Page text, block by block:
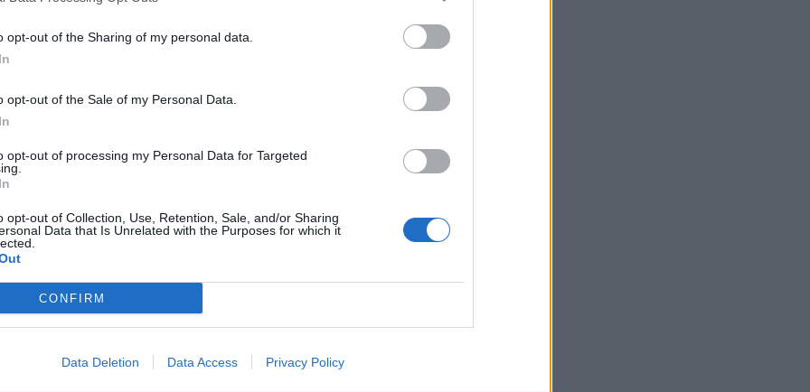
opt-out of the Sharing of my personal data.
opt-out of the Sale of my Personal Data.
opt-out of processing my Personal Data for Targeted
opt-out of Collection, Use, Retention, Sale, and/or Sharing
Data that Is Unrelated with the Purposes for which it
CONFIRM
Data Deletion Data Access Privacy Policy
Danilele:
21 Novembre 2023 alle ore 16:11 · Ti stimo·Rispondi